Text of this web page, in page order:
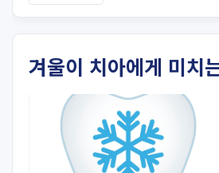
겨울이 치아에게 미치